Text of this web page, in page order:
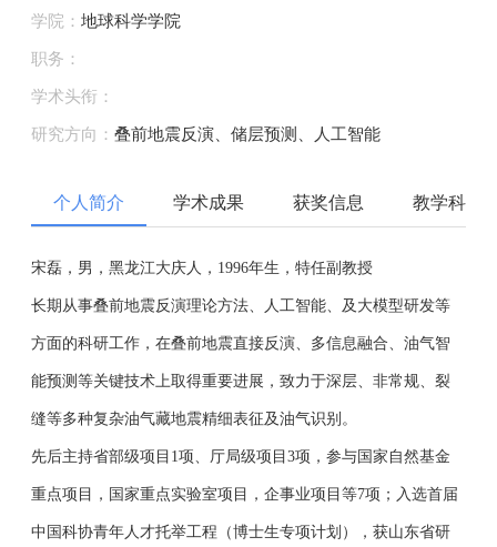
学院：地球科学学院
职务：
学术头衔：
研究方向：叠前地震反演、储层预测、人工智能
个人简介 学术成果 获奖信息 教学科研
宋磊，男，黑龙江大庆人，1996年生，特任副教授
长期从事叠前地震反演理论方法、人工智能、及大模型研发等
方面的科研工作，在叠前地震直接反演、多信息融合、油气智
能预测等关键技术上取得重要进展，致力于深层、非常规、裂
缝等多种复杂油气藏地震精细表征及油气识别。
先后主持省部级项目1项、厅局级项目3项，参与国家自然基金
重点项目，国家重点实验室项目，企事业项目等7项；入选首届
中国科协青年人才托举工程（博士生专项计划），获山东省研